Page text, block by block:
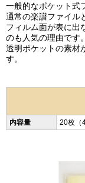
一般的なポケット式
通常の楽譜ファイル
フィルム面が表に出
のも人気の理由です。
透明ポケットの素材
す。
内容量 20枚（